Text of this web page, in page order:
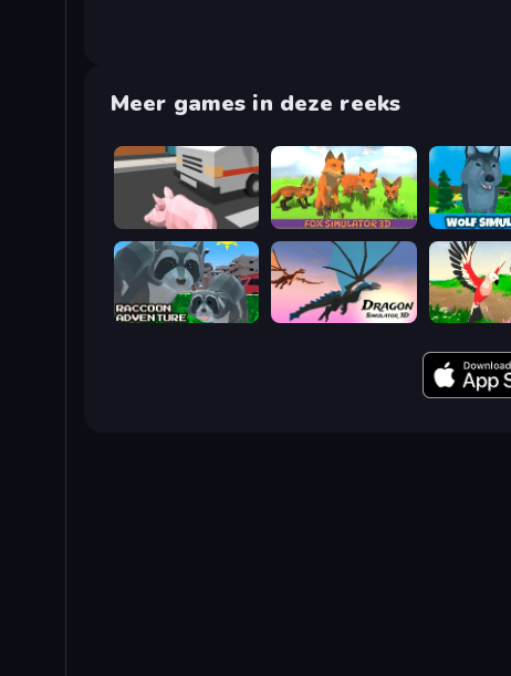
Meer games in deze reeks
Crazy Pig Simulator Fox Simulator 3D
Raccoon Adventure: City Simulator 3D Dragon Simulator 3D Parrot